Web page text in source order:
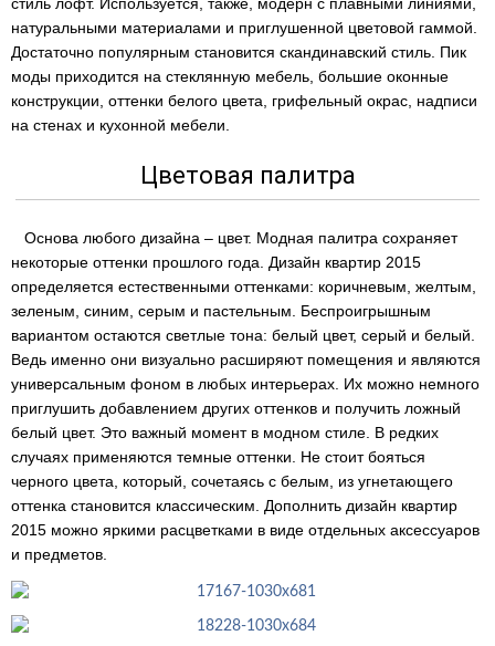
натуральными материалами и приглушенной цветовой гаммой.
Достаточно популярным становится скандинавский стиль. Пик
моды приходится на стеклянную мебель, большие оконные
конструкции, оттенки белого цвета, грифельный окрас, надписи
на стенах и кухонной мебели.
Цветовая палитра
Основа любого дизайна – цвет. Модная палитра сохраняет
некоторые оттенки прошлого года. Дизайн квартир 2015
определяется естественными оттенками: коричневым, желтым,
зеленым, синим, серым и пастельным. Беспроигрышным
вариантом остаются светлые тона: белый цвет, серый и белый.
Ведь именно они визуально расширяют помещения и являются
универсальным фоном в любых интерьерах. Их можно немного
приглушить добавлением других оттенков и получить ложный
белый цвет. Это важный момент в модном стиле. В редких
случаях применяются темные оттенки. Не стоит бояться
черного цвета, который, сочетаясь с белым, из угнетающего
оттенка становится классическим. Дополнить дизайн квартир
2015 можно яркими расцветками в виде отдельных аксессуаров
и предметов.